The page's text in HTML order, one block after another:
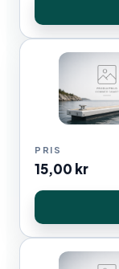
15,00 kr